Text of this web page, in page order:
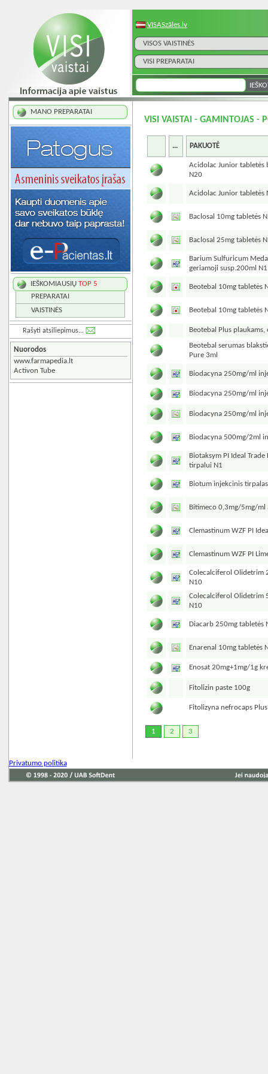
VISASzāles.lv
VISOS VAISTINĖS
VISI PREPARATAI
MANO PREPARATAI
IEŠKOMIAUSIŲ TOP 5
PREPARATAI
VAISTINĖS
Rašyti atsiliepimus...
Nuorodos
www.farmapedia.lt
Activon Tube
VISI VAISTAI - GAMINTOJAS -
... PAKUOTĖ
Acidolac Junior tabletės
N20
Acidolac Junior tabletės
Baclosal 10mg tabletės
Baclosal 25mg tabletės
Barium Sulfuricum
geriamoji susp.200ml N1
Beotebal 10mg tabletės
Beotebal 10mg tabletės
Beotebal Plus
Beotebal serumas
Pure 3ml
Biodacyna 250mg/ml
Biodacyna 250mg/ml
Biodacyna 250mg/ml
Biodacyna 500mg/2ml
Biotaksym PI Ideal
tirpalui N1
Biotum injekcinis
Bitimeco 0,3mg/5mg/ml
Clemastinum WZF PI
Clemastinum WZF PI
Colecalciferol Olidetrim
N10
Colecalciferol Olidetrim
N10
Diacarb 250mg tabletės
Enarenal 10mg tabletės
Enosat 20mg+1mg/1g
Fitolizin paste 100g
Fitolizyna nefrocaps
1 2 3
Privatumo politika